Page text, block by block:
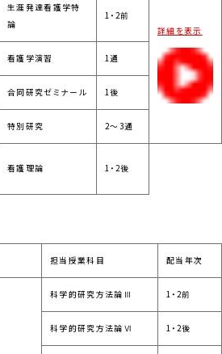
生涯発達看護学特
論
1・2前
詳細を表示
看護学演習 1通
合同研究ゼミナール 1後
特別研究 2～3通
看護理論 1・2後
担当授業科目 配当年次
科学的研究方法論Ⅲ 1・2前
科学的研究方法論Ⅵ 1・2後